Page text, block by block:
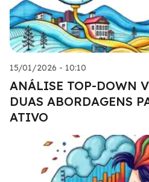
15/01/2026 - 10:10
ANÁLISE TOP-DOWN
DUAS ABORDAGENS
ATIVO